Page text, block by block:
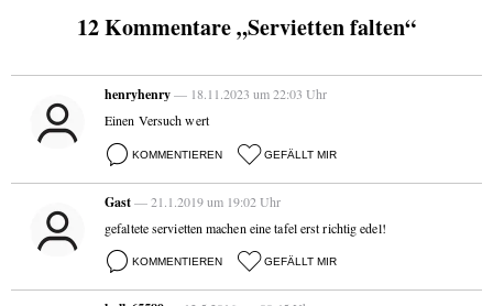
12 Kommentare „Servietten falten“
henryhenry— 18.11.2023 um 22:03 Uhr
Einen Versuch wert
KOMMENTIEREN GEFÄLLT MIR
Gast— 21.1.2019 um 19:02 Uhr
gefaltete servietten machen eine tafel erst richtig edel!
KOMMENTIEREN GEFÄLLT MIR